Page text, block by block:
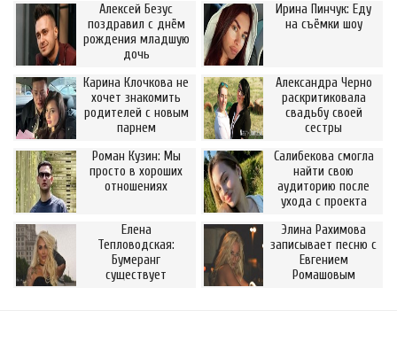
Алексей Безус
поздравил с днём
рождения младшую
дочь
Ирина Пинчук: Еду
на съёмки шоу
Карина Клочкова не
хочет знакомить
родителей с новым
парнем
Александра Черно
раскритиковала
свадьбу своей
сестры
Роман Кузин: Мы
просто в хороших
отношениях
Салибекова смогла
найти свою
аудиторию после
ухода с проекта
Елена
Тепловодская:
Бумеранг
существует
Элина Рахимова
записывает песню с
Евгением
Ромашовым